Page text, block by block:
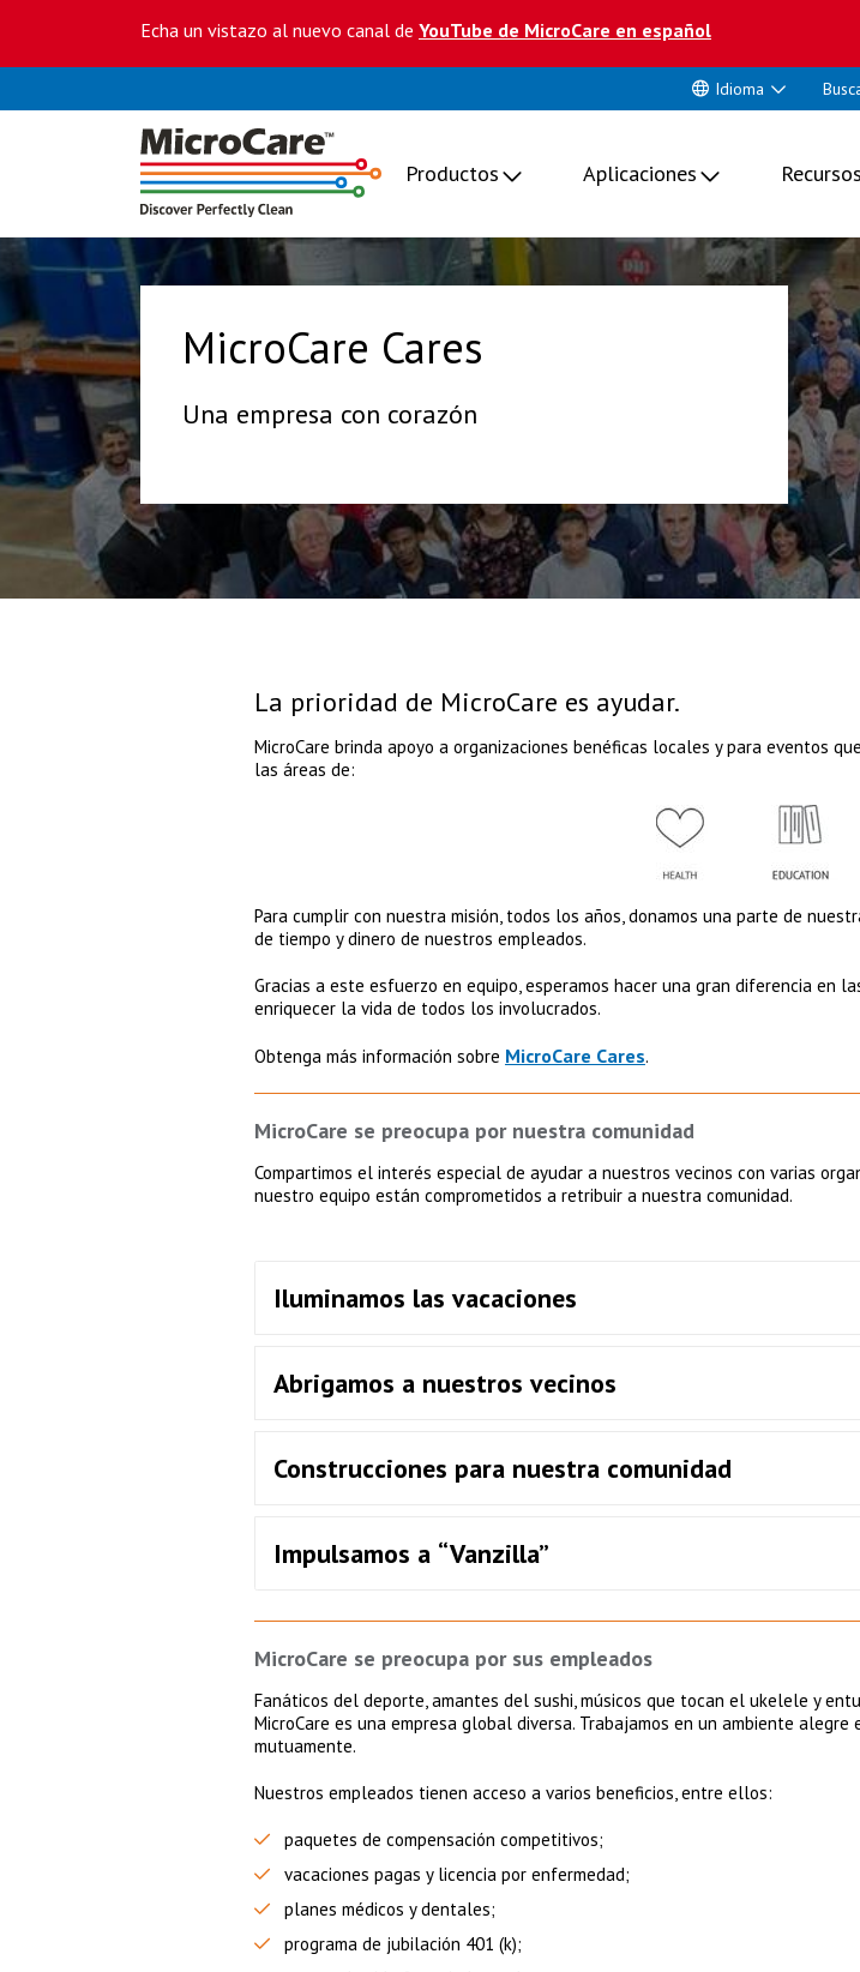
Echa un vistazo al nuevo canal de YouTube de MicroCare en español
Idioma
Productos Aplicaciones Recursos
MicroCare Cares
Una empresa con corazón
La prioridad de MicroCare es ayudar.
MicroCare brinda apoyo a organizaciones benéficas locales y para eventos
las áreas de:
Para cumplir con nuestra misión, todos los años, donamos una parte de
de tiempo y dinero de nuestros empleados.
Gracias a este esfuerzo en equipo, esperamos hacer una gran diferencia en
enriquecer la vida de todos los involucrados.
Obtenga más información sobre MicroCare Cares.
MicroCare se preocupa por nuestra comunidad
Compartimos el interés especial de ayudar a nuestros vecinos con varias
nuestro equipo están comprometidos a retribuir a nuestra comunidad.
Iluminamos las vacaciones
Abrigamos a nuestros vecinos
Construcciones para nuestra comunidad
Impulsamos a “Vanzilla”
MicroCare se preocupa por sus empleados
Fanáticos del deporte, amantes del sushi, músicos que tocan el ukelele y
MicroCare es una empresa global diversa. Trabajamos en un ambiente
mutuamente.
Nuestros empleados tienen acceso a varios beneficios, entre ellos:
paquetes de compensación competitivos;
vacaciones pagas y licencia por enfermedad;
planes médicos y dentales;
programa de jubilación 401 (k);